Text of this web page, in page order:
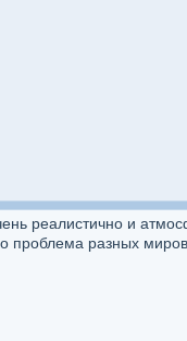
реалистично и
проблема разных